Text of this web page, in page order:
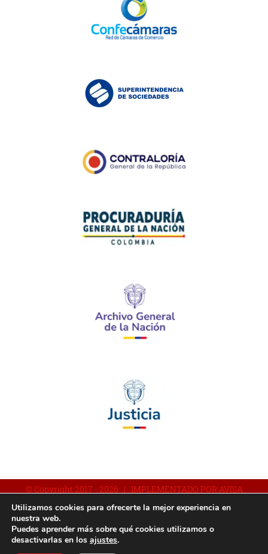
© Copyright 2017 - 2026 | IMPLEMENTADO POR AVISA
FacebookYouTubeInstagram
Utilizamos cookies para ofrecerte la mejor experiencia en
nuestra web.
Puedes aprender más sobre qué cookies utilizamos o
desactivarlas en los ajustes.